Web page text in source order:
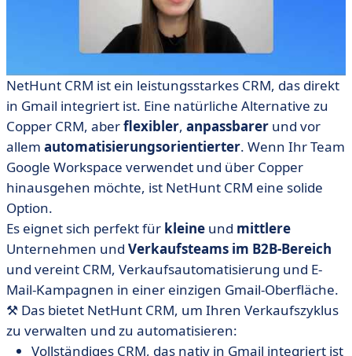
NetHunt CRM ist ein leistungsstarkes CRM, das direkt
in Gmail integriert ist. Eine natürliche Alternative zu
Copper CRM, aberflexibler, anpassbarer und vor
allem automatisierungsorientierter. Wenn Ihr Team
Google Workspace verwendet und über Copper
hinausgehen möchte, ist NetHunt CRM eine solide
Option.
Es eignet sich perfekt für kleine und mittlere
Unternehmen und Verkaufsteams im B2B-Bereich
und vereint CRM, Verkaufsautomatisierung und E-
Mail-Kampagnen in einer einzigen Gmail-Oberfläche.
⚒️ Das bietet NetHunt CRM, um Ihren Verkaufszyklus
zu verwalten und zu automatisieren:
Vollständiges CRM, das nativ in Gmail integriert ist